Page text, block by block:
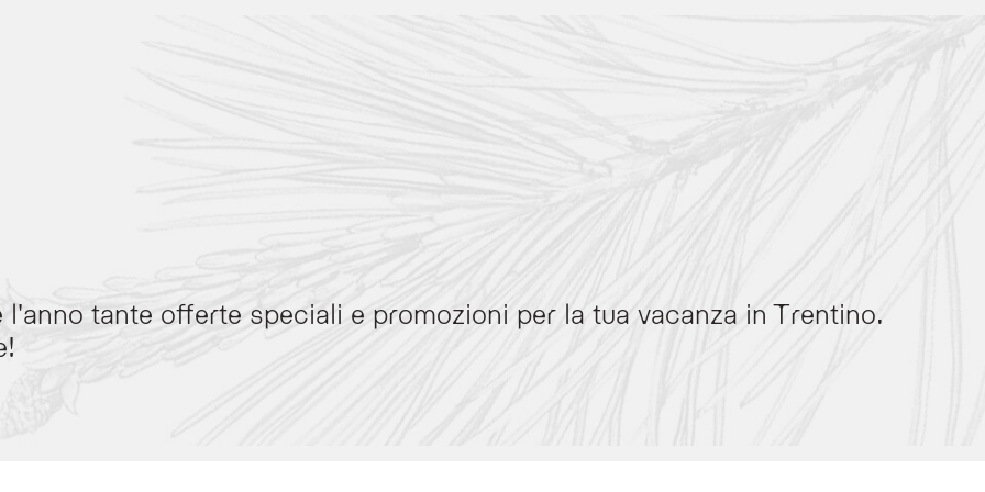
offre una selezione di pacchetti stagionali che garantiscono il miglior rapporto qualità-prezzo. Le proposte includono:
tante offerte speciali e promozioni per la tua vacanza in Trentino.